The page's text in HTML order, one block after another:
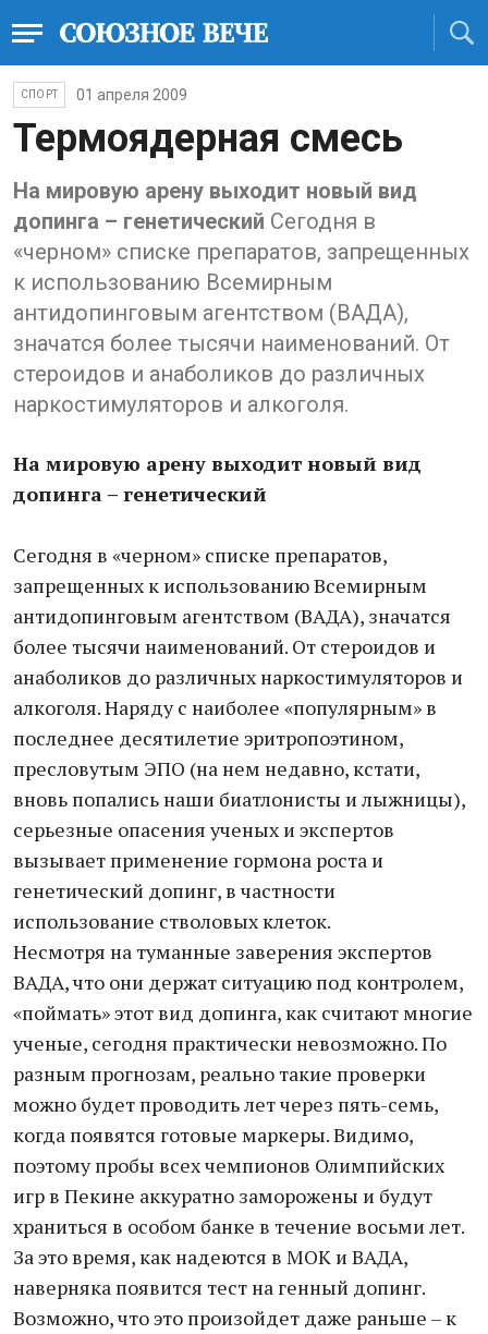
СПОРТ 01 апреля 2009
Термоядерная смесь
На мировую арену выходит новый вид
допинга – генетический Сегодня в
«черном» списке препаратов, запрещенных
к использованию Всемирным
антидопинговым агентством (ВАДА),
значатся более тысячи наименований. От
стероидов и анаболиков до различных
наркостимуляторов и алкоголя.
На мировую арену выходит новый вид
допинга – генетический
Сегодня в «черном» списке препаратов,
запрещенных к использованию Всемирным
антидопинговым агентством (ВАДА), значатся
более тысячи наименований. От стероидов и
анаболиков до различных наркостимуляторов и
алкоголя. Наряду с наиболее «популярным» в
последнее десятилетие эритропоэтином,
пресловутым ЭПО (на нем недавно, кстати,
вновь попались наши биатлонисты и лыжницы),
серьезные опасения ученых и экспертов
вызывает применение гормона роста и
генетический допинг, в частности
использование стволовых клеток.
Несмотря на туманные заверения экспертов
ВАДА, что они держат ситуацию под контролем,
«поймать» этот вид допинга, как считают многие
ученые, сегодня практически невозможно. По
разным прогнозам, реально такие проверки
можно будет проводить лет через пять-семь,
когда появятся готовые маркеры. Видимо,
поэтому пробы всех чемпионов Олимпийских
игр в Пекине аккуратно заморожены и будут
храниться в особом банке в течение восьми лет.
За это время, как надеются в МОК и ВАДА,
наверняка появится тест на генный допинг.
Возможно, что это произойдет даже раньше – к